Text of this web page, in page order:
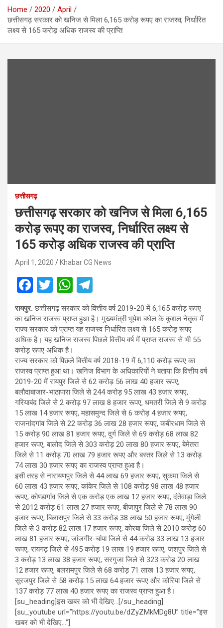
Home 2020
April
छत्तीसगढ़ सरकार को खनिज से मिला 6,165 करोड़ रूपए का राजस्व, निर्धारित
लक्ष्य से 165 करोड़ अधिक राजस्व की प्राप्ति
छत्तीसगढ़
छत्तीसगढ़ सरकार को खनिज से मिला 6,165
करोड़ रूपए का राजस्व, निर्धारित लक्ष्य से
165 करोड़ अधिक राजस्व की प्राप्ति
April 1, 2020 Khabar CG News
F
a
ce
b
o
o
k
T
wi
tt
er
W
h
at
s
A
p
p
el
e
gr
a
m
रायपुर. छत्तीसगढ़ सरकार को वित्तीय वर्ष 2019-20 में 6,165 करोड़ रूपए
का खनिज राजस्व प्राप्त हुआ है। मुख्यमंत्री भूपेश बघेल के कुशल नेतृत्व में
राज्य सरकार को प्राप्त यह राजस्व निर्धारित लक्ष्य से 165 करोड़ रूपए
अधिक है। यह खनिज राजस्व पिछले वित्तीय वर्ष में प्राप्त राजस्व से भी 55
करोड़ रूपए अधिक है।
राज्य सरकार को पिछले वित्तीय वर्ष 2018-19 में 6,110 करोड़ रूपए का
राजस्व प्राप्त हुआ था। खनिज विभाग के अधिकारियों ने बताया कि वित्तीय वर्ष
2019-20 में रायपुर जिले से 62 करोड़ 56 लाख 40 हजार रूपए,
बलौदाबाजार-भाठापारा जिले से 244 करोड़ 95 लाख 43 हजार रूपए,
गरियाबंद जिले से 2 करोड़ 97 लाख 8 हजार रूपए, धमतरी जिले सेे 9 करोड़
15 लाख 14 हजार रूपए, महासमुन्द जिले से 6 करोड़ 4 हजार रूपए,
राजनांदगांव जिले से 22 करोड़ 36 लाख 28 हजार रूपए, कबीरधाम जिले से
15 करोड़ 90 लाख 81 हजार रूपए, दुर्ग जिले से 69 करोड़ 68 लाख 82
हजार रूपए, बालोद जिले से 303 करोड़ 20 लाख 80 हजार रूपए, बेमेतरा
जिले से 11 करोड़ 70 लाख 79 हजार रूपए और बस्तर जिले से 13 करोड़
74 लाख 30 हजार रूपए का राजस्व प्राप्त हुआ है।
इसी तरह से नारायणपुर जिले से 44 लाख 69 हजार रूपए, सुकमा जिले से
60 लाख 43 हजार रूपए, कांकेर जिले से 108 करोड़ 98 लाख 48 हजार
रूपए, कोण्डागांव जिले से एक करोड़ एक लाख 12 हजार रूपए, दंतेवाड़ा जिले
से 2012 करोड़ 61 लाख 27 हजार रूपए, बीजापुर जिले से 78 लाख 90
हजार रूपए, बिलासपुर जिले से 33 करोड़ 38 लाख 50 हजार रूपए, मुंगेली
जिले से 3 करोड़ 82 लाख 17 हजार रूपए, कोरबा जिले से 2010 करोड़ 60
लाख 81 हजार रूपए, जांजगीर-चांपा जिले से 44 करोड़ 33 लाख 13 हजार
रूपए, रायगढ़ जिले से 495 करोड़ 19 लाख 19 हजार रूपए, जशपुर जिले से
3 करोड़ 13 लाख 38 हजार रूपए, सरगुजा जिले से 323 करोड़ 20 लाख
12 हजार रूपए, बलरामपुर जिले से 68 करोड़ 71 लाख 13 हजार रूपए,
सूरजपुर जिले से 58 करोड़ 15 लाख 64 हजार रूपए और कोरिया जिले से
137 करोड़ 77 लाख 40 हजार रूपए का राजस्व प्राप्त हुआ है।
[su_heading]इस खबर को भी देखिए…[/su_heading]
[su_youtube url=”https://youtu.be/dZyZMkMDg8U” title=”इस
खबर को भी देखिए…”]